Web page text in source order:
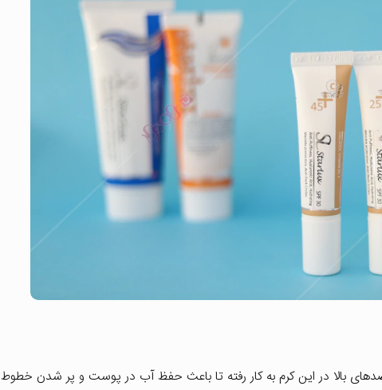
بالا در این کرم به کار رفته تا باعث حفظ آب در پوست و پر شدن